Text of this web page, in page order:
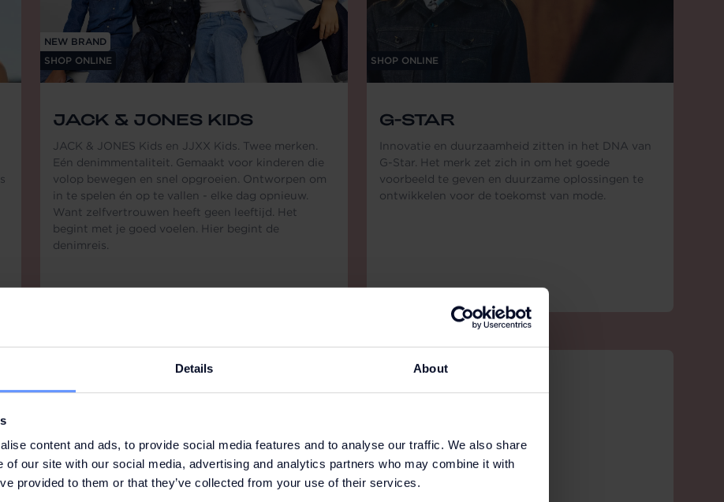
Details About
content and ads, to provide social media features and to analyse our traffic. We also share
of our site with our social media, advertising and analytics partners who may combine it with
provided to them or that they’ve collected from your use of their services.
NEW BRAND
SHOP ONLINE
JACK & JONES KIDS
JACK & JONES Kids en JJXX Kids. Twee merken.
Eén denimmentaliteit. Gemaakt voor kinderen die
volop bewegen en snel opgroeien. Ontworpen om
in te spelen én op te vallen - elke dag opnieuw.
Want zelfvertrouwen heeft geen leeftijd. Het
begint met je goed voelen. Hier begint de
denimreis.
SHOP ONLINE
G-STAR
Innovatie en duurzaamheid zitten in het DNA van
G-Star. Het merk zet zich in om het goede
voorbeeld te geven en duurzame oplossingen te
ontwikkelen voor de toekomst van mode.